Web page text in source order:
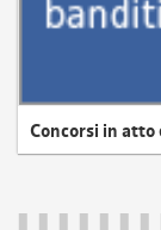
Concorsi in